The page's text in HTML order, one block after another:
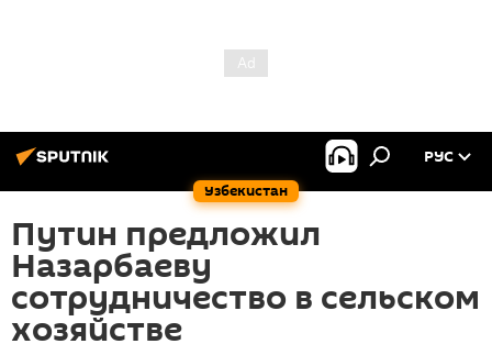
Узбекистан
РУС
Путин предложил
Назарбаеву
сотрудничество в сельском
хозяйстве